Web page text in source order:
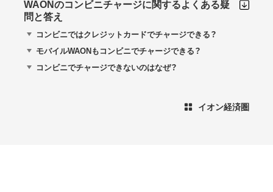
WAONのコンビニチャージに関するよくある疑
問と答え
コンビニではクレジットカードでチャージできる？
モバイルWAONもコンビニでチャージできる？
コンビニでチャージできないのはなぜ？
イオン経済圏